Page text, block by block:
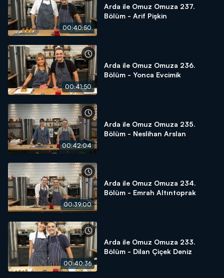
00:40:50
Arda ile Omuz Omuza 237.
Bölüm - Arif Pişkin
00:41:50
Arda ile Omuz Omuza 236.
Bölüm - Yonca Evcimik
00:42:04
Arda ile Omuz Omuza 235.
Bölüm - Neslihan Arslan
00:39:00
Arda ile Omuz Omuza 234.
Bölüm - Emrah Altıntoprak
00:40:36
Arda ile Omuz Omuza 233.
Bölüm - Dilan Çiçek Deniz